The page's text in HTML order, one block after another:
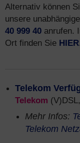
Alternativ können
unsere unabhängige
40 999 40 anrufen.
Ort finden Sie HIER.
Telekom
Telekom
Mehr Infos:
Telekom